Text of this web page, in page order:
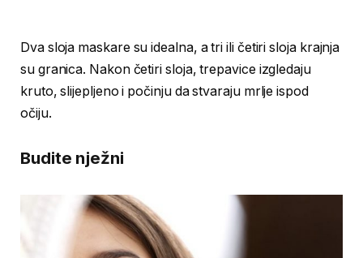
Dva sloja maskare su idealna, a tri ili četiri sloja krajnja
su granica. Nakon četiri sloja, trepavice izgledaju
kruto, slijepljeno i počinju da stvaraju mrlje ispod
očiju.
Budite nježni